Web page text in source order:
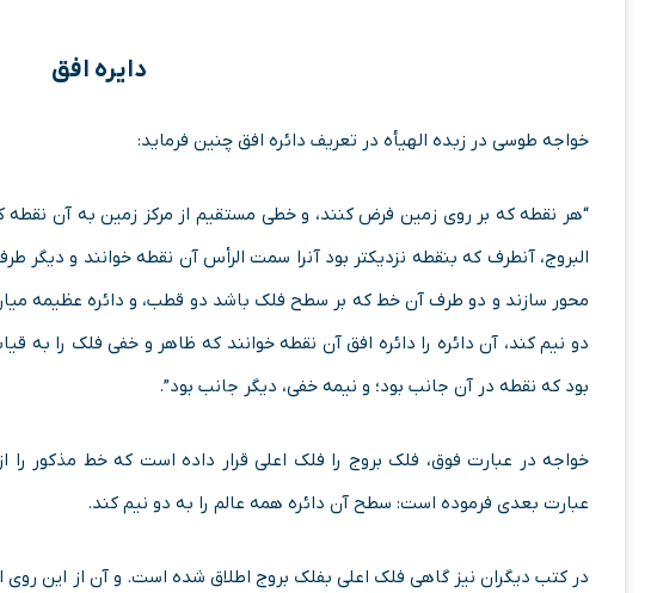
دایره افق
خواجه طوسی در زبده الهیأه در تعریف دائره افق چنین فرماید:
“هر نقطه که بر روی زمین فرض کنند، و خطی مستقیم از مرکز زمین به آن
البروج، آنطرف که بنقطه نزدیکتر بود آنرا سمت الرأس آن نقطه خوانند و
محور سازند و دو طرف آن خط که بر سطح فلک باشد دو قطب، و دائره عظیمه
دو نیم کند، آن دائره را دائره افق آن نقطه خوانند که ظاهر و خفی فلک را به
بود که نقطه در آن جانب بود؛ و نیمه خفی، دیگر جانب بود”.
خواجه در عبارت فوق، فلک بروج را فلک اعلی قرار داده است که خط مذکور
عبارت بعدی فرموده است: سطح آن دائره همه عالم را به دو نیم کند.
در کتب دیگران نیز گاهی فلک اعلی بفلک بروج اطلاق شده است. و آن از این